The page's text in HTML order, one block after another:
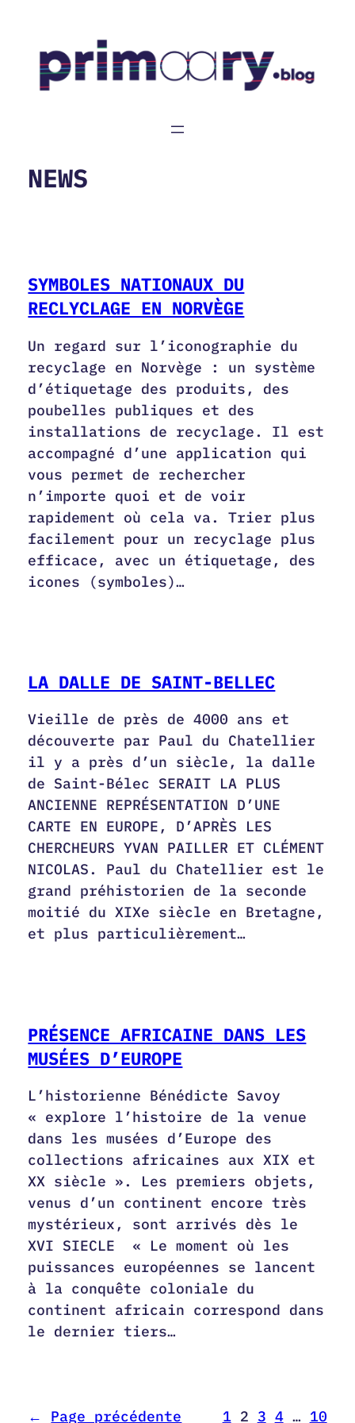
contenu
NEWS
SYMBOLES NATIONAUX DU
RECLYCLAGE EN NORVÈGE
Un regard sur l’iconographie du
recyclage en Norvège : un système
d’étiquetage des produits, des
poubelles publiques et des
installations de recyclage. Il est
accompagné d’une application qui
vous permet de rechercher
n’importe quoi et de voir
rapidement où cela va. Trier plus
facilement pour un recyclage plus
efficace, avec un étiquetage, des
icones (symboles)…
LA DALLE DE SAINT-BELLEC
Vieille de près de 4000 ans et
découverte par Paul du Chatellier
il y a près d’un siècle, la dalle
de Saint-Bélec SERAIT LA PLUS
ANCIENNE REPRÉSENTATION D’UNE
CARTE EN EUROPE, D’APRÈS LES
CHERCHEURS YVAN PAILLER ET CLÉMENT
NICOLAS. Paul du Chatellier est le
grand préhistorien de la seconde
moitié du XIXe siècle en Bretagne,
et plus particulièrement…
PRÉSENCE AFRICAINE DANS LES
MUSÉES D’EUROPE
L’historienne Bénédicte Savoy
« explore l’histoire de la venue
dans les musées d’Europe des
collections africaines aux XIX et
XX siècle ». Les premiers objets,
venus d’un continent encore très
mystérieux, sont arrivés dès le
XVI SIECLE « Le moment où les
puissances européennes se lancent
à la conquête coloniale du
continent africain correspond dans
le dernier tiers…
← Page précédente 1 2 3 4 … 10